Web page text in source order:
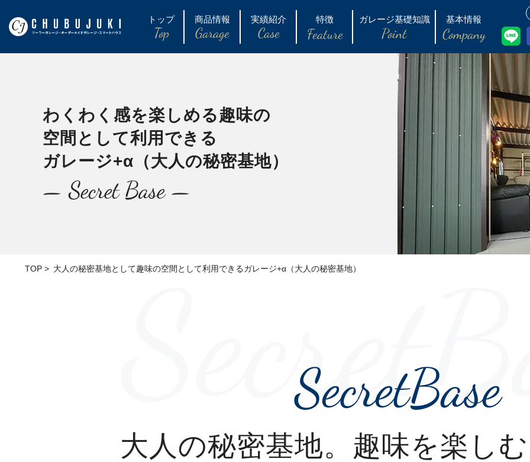
トップ
Top
商品情報
Garage
実績紹介
Case
特徴
Feature
ガレージ基礎知識
Point
基本情報
Company
わくわく感を楽しめる趣味の
空間として利用できる
ガレージ+α （大人の秘密基地）
— Secret Base —
TOP 大人の秘密基地として趣味の空間として利用できるガレージ+α（大人の秘密基地）
SecretBase
大人の秘密基地。趣味を楽し